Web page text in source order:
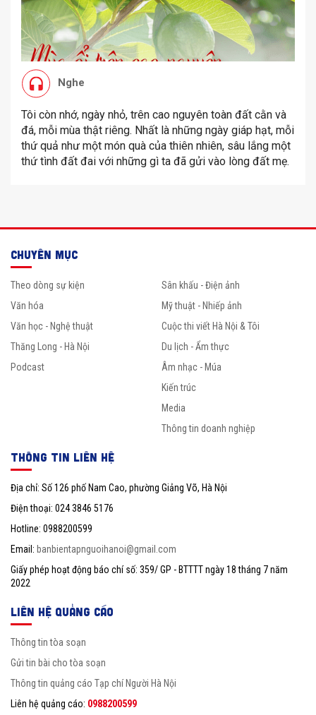
Nghe
Tôi còn nhớ, ngày nhỏ, trên cao nguyên toàn đất cằn và
đá, mỗi mùa thật riêng. Nhất là những ngày giáp hạt, mỗi
thứ quả như một món quà của thiên nhiên, sâu lắng một
thứ tình đất đai với những gì ta đã gửi vào lòng đất mẹ.
CHUYÊN MỤC
Theo dòng sự kiện
Văn hóa
Văn học - Nghệ thuật
Thăng Long - Hà Nội
Podcast
Sân khấu - Điện ảnh
Mỹ thuật - Nhiếp ảnh
Cuộc thi viết Hà Nội & Tôi
Du lịch - Ẩm thực
Âm nhạc - Múa
Kiến trúc
Media
Thông tin doanh nghiệp
THÔNG TIN LIÊN HỆ
Địa chỉ: Số 126 phố Nam Cao, phường Giảng Võ, Hà Nội
Điện thoại: 024 3846 5176
Hotline: 0988200599
Email: banbientapnguoihanoi@gmail.com
Giấy phép hoạt động báo chí số: 359/ GP - BTTTT ngày 18 tháng 7 năm
2022
LIÊN HỆ QUẢNG CÁO
Thông tin tòa soạn
Gửi tin bài cho tòa soạn
Thông tin quảng cáo Tạp chí Người Hà Nội
Liên hệ quảng cáo: 0988200599